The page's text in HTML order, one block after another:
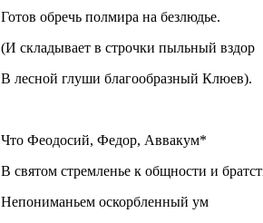
Готов обречь полмира на безлюдье.
(И складывает в строчки пыльный вздор
В лесной глуши благообразный Клюев).
Что Феодосий, Федор, Аввакум*
В святом стремленье к общности и
Непониманьем оскорбленный ум